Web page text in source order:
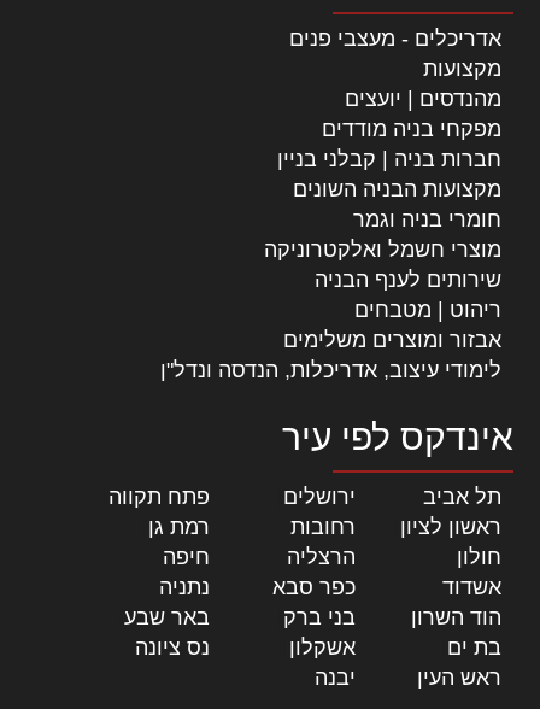
אדריכלים - מעצבי פנים
מקצועות
מהנדסים | יועצים
מפקחי בניה מודדים
חברות בניה | קבלני בניין
מקצועות הבניה השונים
חומרי בניה וגמר
מוצרי חשמל ואלקטרוניקה
שירותים לענף הבניה
ריהוט | מטבחים
אבזור ומוצרים משלימים
לימודי עיצוב, אדריכלות, הנדסה ונדל"ן
אינדקס לפי עיר
תל אביב ירושלים פתח תקווה
ראשון לציון
רחובות רמת גן
חולון
הרצליה חיפה
אשדוד
כפר סבא נתניה
הוד השרון
בני ברק באר שבע
בת ים
אשקלון נס ציונה
ראש העין
יבנה